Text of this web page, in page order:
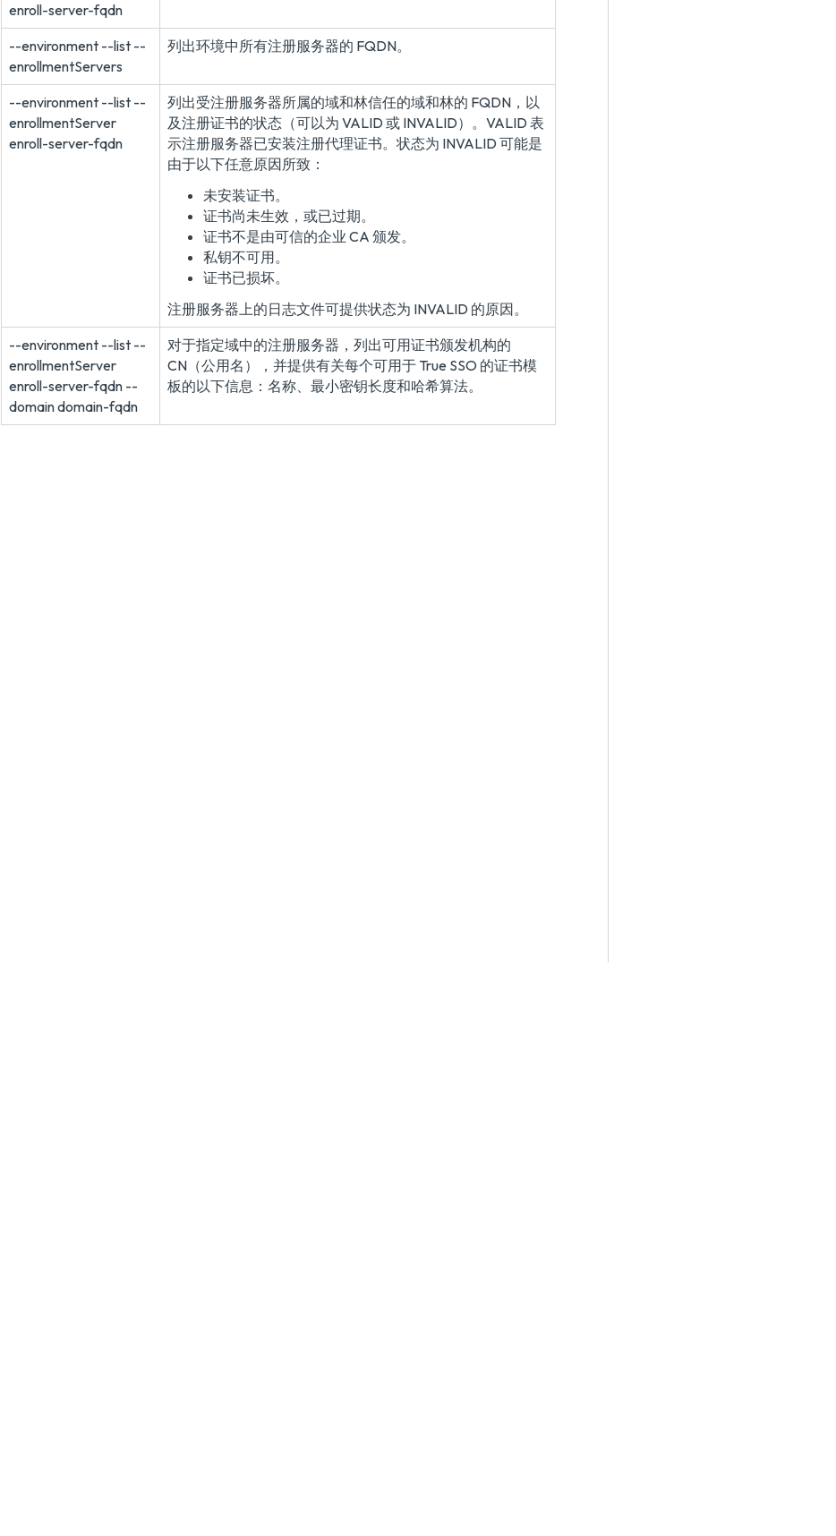
enroll-server-fqdn
--environment --list --
enrollmentServers
列出环境中所有注册服务器的 FQDN。
--environment --list --
enrollmentServer
enroll-server-fqdn
列出受注册服务器所属的域和林信任的域和林的 FQDN，以
及注册证书的状态（可以为 VALID 或 INVALID）。VALID 表
示注册服务器已安装注册代理证书。状态为 INVALID 可能是
由于以下任意原因所致：
未安装证书。
证书尚未生效，或已过期。
证书不是由可信的企业 CA 颁发。
私钥不可用。
证书已损坏。
注册服务器上的日志文件可提供状态为 INVALID 的原因。
--environment --list --
enrollmentServer
enroll-server-fqdn --
domain domain-fqdn
对于指定域中的注册服务器，列出可用证书颁发机构的
CN（公用名），并提供有关每个可用于 True SSO 的证书模
板的以下信息：名称、最小密钥长度和哈希算法。